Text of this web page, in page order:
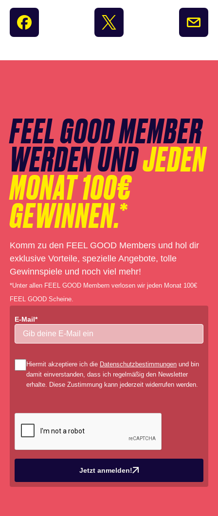
FEEL GOOD MEMBER
WERDEN UNDJEDEN
MONAT 100€
GEWINNEN.*
Komm zu den FEEL GOOD Members und hol dir
exklusive Vorteile, spezielle Angebote, tolle
Gewinnspiele und noch viel mehr!
*Unter allen FEEL GOOD Membern verlosen wir jeden Monat 100€
FEEL GOOD Scheine.
E-Mail*
Hiermit akzeptiere ich die Datenschutzbestimmungen und bin
damit einverstanden, dass ich regelmäßig den Newsletter
erhalte. Diese Zustimmung kann jederzeit widerrufen werden.
Jetzt anmelden!